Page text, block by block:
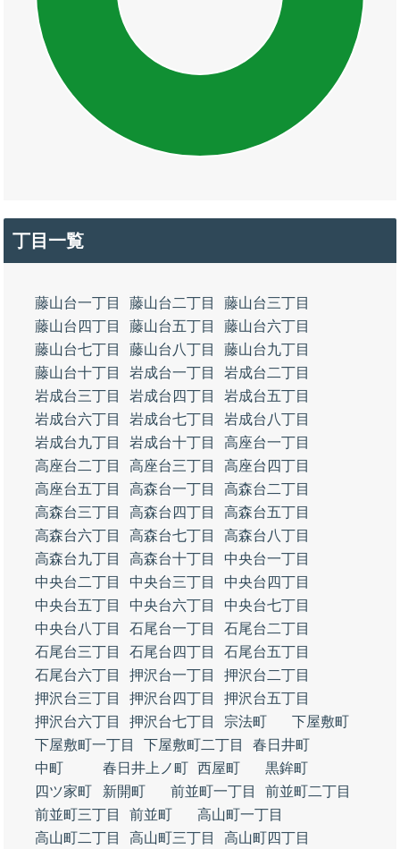
丁目一覧
藤山台一丁目 藤山台二丁目
藤山台三丁目
藤山台四丁目
藤山台五丁目
藤山台六丁目
藤山台七丁目
藤山台八丁目
藤山台九丁目
藤山台十丁目
岩成台一丁目
岩成台二丁目
岩成台三丁目
岩成台四丁目
岩成台五丁目
岩成台六丁目
岩成台七丁目
岩成台八丁目
岩成台九丁目
岩成台十丁目
高座台一丁目
高座台二丁目
高座台三丁目
高座台四丁目
高座台五丁目
高森台一丁目
高森台二丁目
高森台三丁目
高森台四丁目
高森台五丁目
高森台六丁目
高森台七丁目
高森台八丁目
高森台九丁目
高森台十丁目
中央台一丁目
中央台二丁目
中央台三丁目
中央台四丁目
中央台五丁目
中央台六丁目
中央台七丁目
中央台八丁目
石尾台一丁目
石尾台二丁目
石尾台三丁目
石尾台四丁目
石尾台五丁目
石尾台六丁目
押沢台一丁目
押沢台二丁目
押沢台三丁目
押沢台四丁目
押沢台五丁目
押沢台六丁目
押沢台七丁目 宗法町
下屋敷町
下屋敷町一丁目
下屋敷町二丁目
春日井町
中町
春日井上ノ町 西屋町
黒鉾町
四ツ家町
新開町 前並町一丁目
前並町二丁目
前並町三丁目
前並町
高山町一丁目
高山町二丁目
高山町三丁目 高山町四丁目